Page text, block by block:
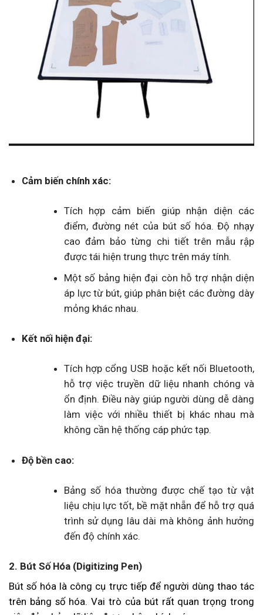
Cảm biến chính xác:
Tích hợp cảm biến giúp nhận diện các
điểm, đường nét của bút số hóa. Độ nhạy
cao đảm bảo từng chi tiết trên mẫu rập
được tái hiện trung thực trên máy tính.
Một số bảng hiện đại còn hỗ trợ nhận diện
áp lực từ bút, giúp phân biệt các đường dày
mỏng khác nhau.
Kết nối hiện đại:
Tích hợp cổng USB hoặc kết nối Bluetooth,
hỗ trợ việc truyền dữ liệu nhanh chóng và
ổn định. Điều này giúp người dùng dễ dàng
làm việc với nhiều thiết bị khác nhau mà
không cần hệ thống cáp phức tạp.
Độ bền cao:
Bảng số hóa thường được chế tạo từ vật
liệu chịu lực tốt, bề mặt nhẵn để hỗ trợ quá
trình sử dụng lâu dài mà không ảnh hưởng
đến độ chính xác.
2. Bút Số Hóa (Digitizing Pen)
Bút số hóa là công cụ trực tiếp để người dùng thao tác
trên bảng số hóa. Vai trò của bút rất quan trọng trong